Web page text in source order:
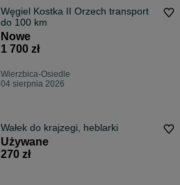
Węgiel Kostka II Orzech transport
do 100 km
Nowe
1 700 zł
Wierzbica-Osiedle
04 sierpnia 2026
Wałek do krajzegi, heblarki
Używane
270 zł